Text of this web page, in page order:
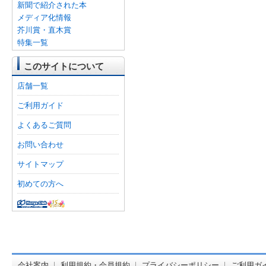
新聞で紹介された本
メディア化情報
芥川賞・直木賞
特集一覧
このサイトについて
店舗一覧
ご利用ガイド
よくあるご質問
お問い合わせ
サイトマップ
初めての方へ